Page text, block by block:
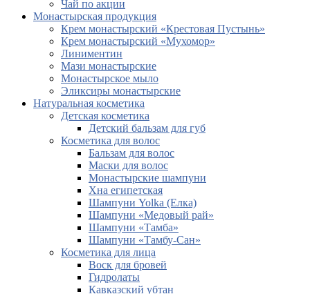
Чай по акции
Монастырская продукция
Крем монастырский «Крестовая Пустынь»
Крем монастырский «Мухомор»
Линиментин
Мази монастырские
Монастырское мыло
Эликсиры монастырские
Натуральная косметика
Детская косметика
Детский бальзам для губ
Косметика для волос
Бальзам для волос
Маски для волос
Монастырские шампуни
Хна египетская
Шампуни Yolka (Елка)
Шампуни «Медовый рай»
Шампуни «Тамба»
Шампуни «Тамбу-Сан»
Косметика для лица
Воск для бровей
Гидролаты
Кавказский убтан